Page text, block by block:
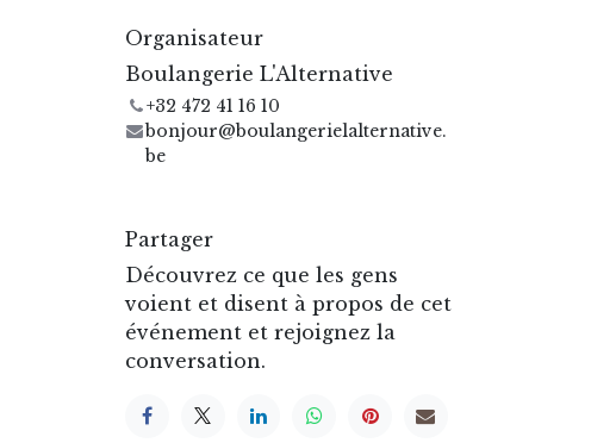
Organisateur
Boulangerie L'Alternative
+32 472 41 16 10
bonjour@boulangerielalternative.
be
Partager
Découvrez ce que les gens
voient et disent à propos de cet
événement et rejoignez la
conversation.